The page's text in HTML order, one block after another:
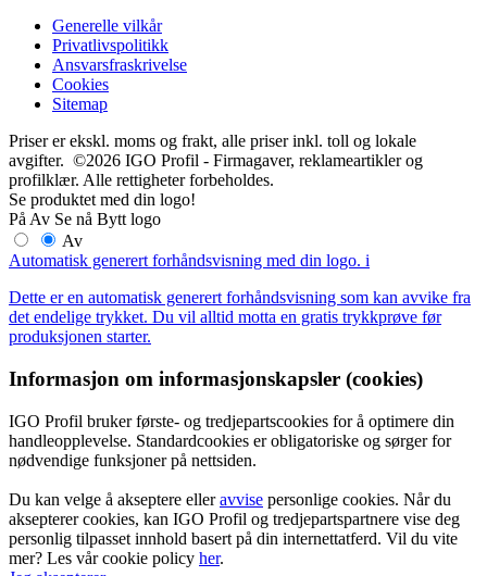
Generelle vilkår
Privatlivspolitikk
Ansvarsfraskrivelse
Cookies
Sitemap
Priser er ekskl. moms og frakt, alle priser inkl. toll og lokale
avgifter. ©2026 IGO Profil - Firmagaver, reklameartikler og
profilklær. Alle rettigheter forbeholdes.
Se produktet med din logo!
På Av Se nå Bytt logo
Av
Automatisk generert forhåndsvisning med din logo. i
Dette er en automatisk generert forhåndsvisning som kan avvike fra
det endelige trykket. Du vil alltid motta en gratis trykkprøve før
produksjonen starter.
Informasjon om informasjonskapsler (cookies)
IGO Profil bruker første- og tredjepartscookies for å optimere din
handleopplevelse. Standardcookies er obligatoriske og sørger for
nødvendige funksjoner på nettsiden.
Du kan velge å akseptere elleravvise personlige cookies. Når du
aksepterer cookies, kan IGO Profil og tredjepartspartnere vise deg
personlig tilpasset innhold basert på din internettatferd. Vil du vite
mer? Les vår cookie policy her.